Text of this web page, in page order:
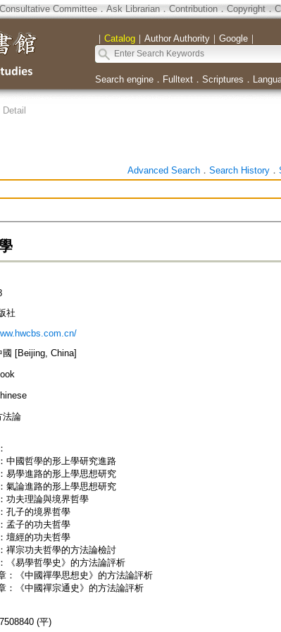
Consultative Committee． Ask Librarian． Contribution．Copyright．
｜ Catalog｜ Author Authority｜ Google｜
Search engine． Fulltext． Scriptures ．
Advanced Search． Search History．
社
[Beijing, China]
法論
中國哲學的形上學研究進路
易學進路的形上學思想研究
氣論進路的形上學思想研究
功夫理論與境界哲學
孔子的境界哲學
孟子的功夫哲學
壇經的功夫哲學
禪宗功夫哲學的方法論檢討
《易學哲學史》的方法論評析
：《中國禪學思想史》的方法論評析
：《中國禪宗通史》的方法論評析
(平)